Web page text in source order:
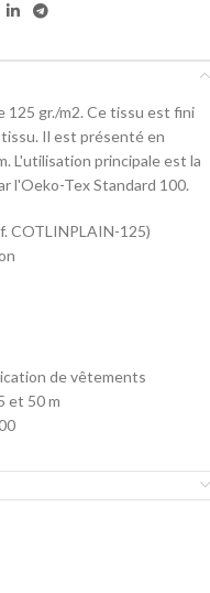
125 gr./m2. Ce tissu est fini
Il est présenté en
L'utilisation principale est la
l'Oeko-Tex Standard 100.
COTLINPLAIN-125)
de vêtements
et 50 m